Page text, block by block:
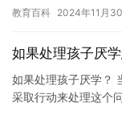
教育百科 2024年11月
如果处理孩子厌
如果处理孩子厌学？
采取行动来处理这个